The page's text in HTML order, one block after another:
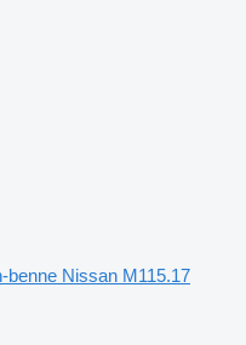
benne Nissan M115.17